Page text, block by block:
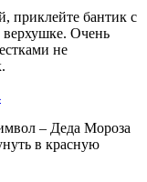
приклейте бантик с
Очень
не
– Деда Мороза
в красную